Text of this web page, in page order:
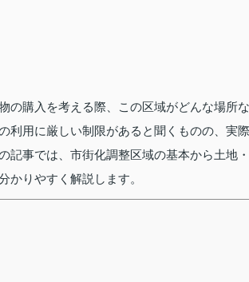
の購入を考える際、この区域がどんな場所な
利用に厳しい制限があると聞くものの、実際
事では、市街化調整区域の基本から土地・
かりやすく解説します。